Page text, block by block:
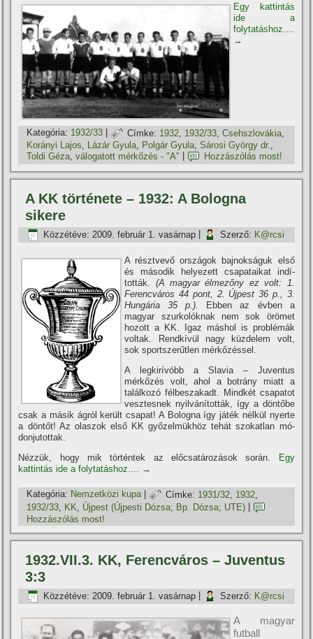
Egy kattintás
ide a
folytatáshoz....
→
Kategória: 1932/33 | Címke: 1932 1932/33 ,Csehszlovákia
Korányi Lajos, Lázár Gyula, Polgár Gyula,Sárosi György dr.,
Toldi Géza ,válogatott mérkőzés - "A" Hozzászólás most!
A KK története – 1932: A Bologna
sikere
Közzétéve: 2009. február 1. vasárnap Szerző: K@rcsi
A résztvevő országok bajnokságuk első
és második helyezett csapataikat indí­
tották. (A magyar élmezőny ez volt: 1.
Ferencváros 44 pont, 2. Újpest 36 p., 3.
Hungária 35 p.).
Ebben az évben a
magyar szurkolóknak nem sok örömet
hozott a KK. Igaz máshol is problémák
voltak. Rendkí­vül nagy küzdelem volt,
sok sportszerűtlen mérkőzéssel.
A legkirí­vóbb a Slavia – Juventus
mérkőzés volt, ahol a botrány miatt a
találkozó félbeszakadt. Mindkét csapatot
vesztesnek nyilvání­tották, í­gy a döntőbe
csak a másik ágról került csapat! A Bologna í­gy játék nélkül nyerte
a döntőt! Az olaszok első KK győzelmükhöz tehát szokatlan mó­
donjutottak.
Nézzük, hogy mik történtek az előcsatározások során.
Egy
kattintás ide a folytatáshoz.... →
Kategória: Nemzetközi kupa| Címke: 1931/32 1932
1932/33 KK Újpest (Újpesti Dózsa; Bp. Dózsa; UTE)
Hozzászólás most!
1932.VII.3. KK, Ferencváros – Juventus
3:3
Közzétéve: 2009. február 1. vasárnap Szerző: K@rcsi
A magyar
futball